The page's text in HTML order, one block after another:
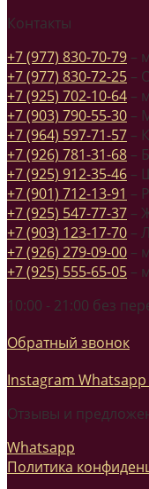
Контакты
+7 (977) 830-70-79 –
+7 (977) 830-72-25 –
+7 (925) 702-10-64 –
+7 (903) 790-55-30 –
+7 (964) 597-71-57 –
+7 (926) 781-31-68 –
+7 (925) 912-35-46 –
+7 (901) 712-13-91 –
+7 (925) 547-77-37 –
+7 (903) 123-17-70 –
+7 (926) 279-09-00 –
+7 (925) 555-65-05 –
10:00 - 21:00 без
Обратный звонок
Instagram Whatsapp
Отзывы и
Whatsapp
Политика